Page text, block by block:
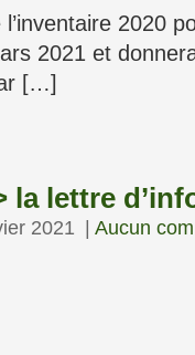
2020
2021 et
[…]
la lettre
2021 Aucun